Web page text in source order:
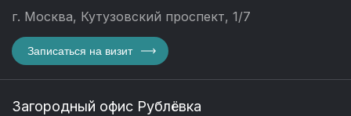
г. Москва, Кутузовский проспект, 1/7
Записаться на визит
Загородный офис Рублёвка